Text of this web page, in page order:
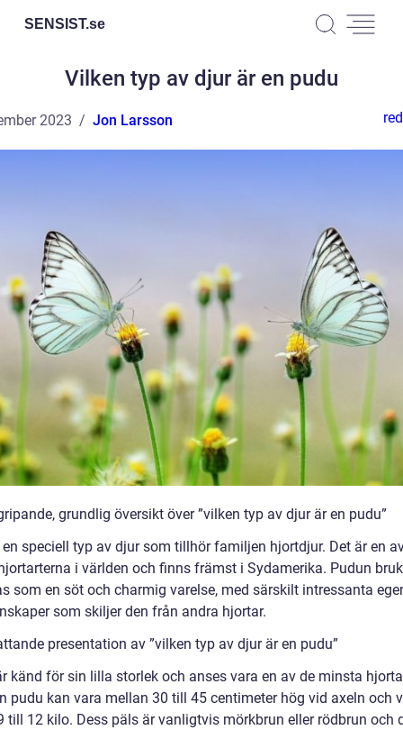
SENSIST.se
Vilken typ av djur är en pudu
2023 Jon Larsson
grundlig översikt över ”vilken typ av djur är en pudu”
speciell typ av djur som tillhör familjen hjortdjur. Det är en
i världen och finns främst i Sydamerika. Pudun
som en söt och charmig varelse, med särskilt intressanta
som skiljer den från andra hjortar.
presentation av ”vilken typ av djur är en pudu”
känd för sin lilla storlek och anses vara en av de minsta
pudu kan vara mellan 30 till 45 centimeter hög vid axeln och
till 12 kilo. Dess päls är vanligtvis mörkbrun eller rödbrun och